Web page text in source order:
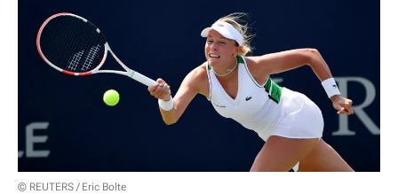
© REUTERS / Eric Bolte